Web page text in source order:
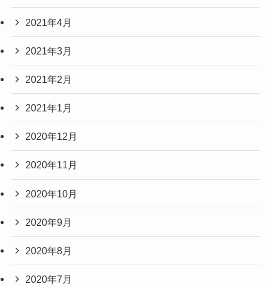
2021年4月
2021年3月
2021年2月
2021年1月
2020年12月
2020年11月
2020年10月
2020年9月
2020年8月
2020年7月